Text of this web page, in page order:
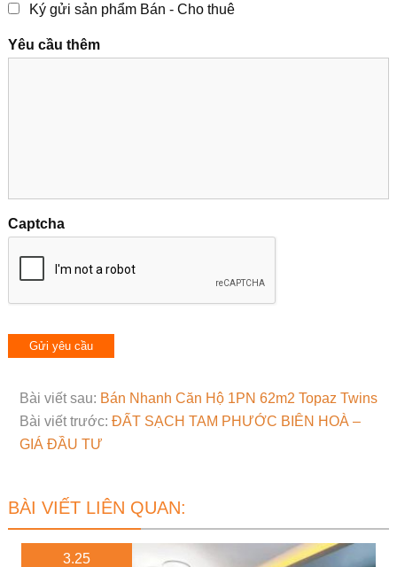
Ký gửi sản phẩm Bán - Cho thuê
Yêu cầu thêm
Captcha
Bài viết sau: Bán Nhanh Căn Hộ 1PN 62m2 Topaz Twins
Bài viết trước: ĐẤT SẠCH TAM PHƯỚC BIÊN HOÀ –
GIÁ ĐẦU TƯ
BÀI VIẾT LIÊN QUAN:
3.25